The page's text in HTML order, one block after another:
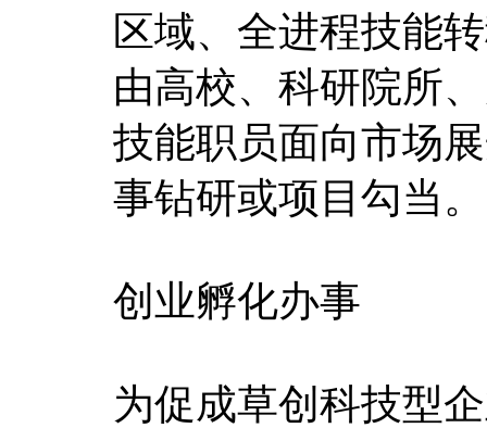
区域、全进程技能
由高校、科研院所
技能职员面向市场
事钻研或项目勾当。
创业孵化办事
为促成草创科技型